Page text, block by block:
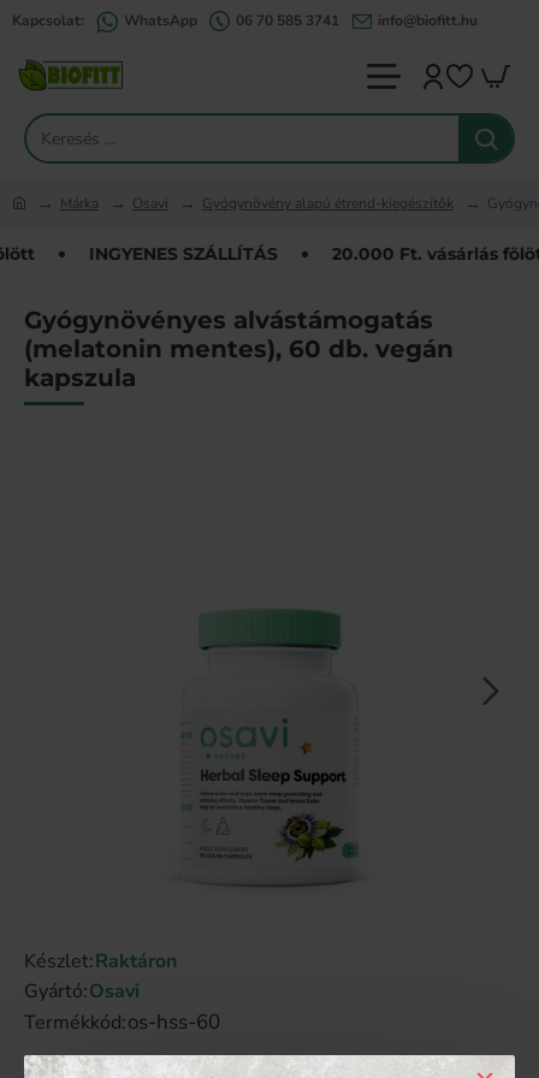
Kapcsolat: WhatsApp 06 70 585 3741 info@biofitt.hu
Keresés
Márka Osavi Gyógynövény alapú étrend-kiegészítők
INGYENES SZÁLLÍTÁS 20.000 Ft. vásárlás fölött
Gyógynövényes alvástámogatás
(melatonin mentes), 60 db. vegán
kapszula
Készlet:Raktáron
Gyártó:Osavi
Termékkód:os-hss-60